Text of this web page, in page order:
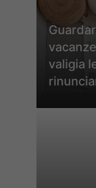
valigia